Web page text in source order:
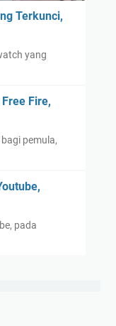
Terkunci,
yang
Fire,
pemula,
pada